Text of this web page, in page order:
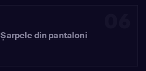
Șarpele din pantaloni